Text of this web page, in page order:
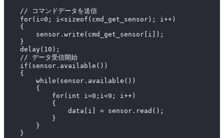
    // コマンドデータを送信
    for(i=0; i<sizeof(cmd_get_sensor); i++)
    {
        sensor.write(cmd_get_sensor[i]);
    }
    delay(10);
    // データ受信開始
    if(sensor.available())
    {
        while(sensor.available())
        {
            for(int i=0;i<9; i++)
            {
                data[i] = sensor.read();
            }
        }
    }